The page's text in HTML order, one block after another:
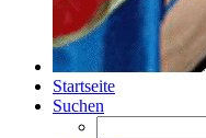
Startseite
Suchen